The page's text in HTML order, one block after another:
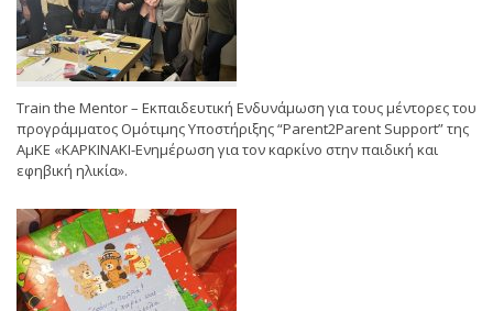
Train the Mentor – Εκπαιδευτική Ενδυνάμωση για τους μέντορες του
προγράμματος Ομότιμης Υποστήριξης “Parent2Parent Support” της
ΑμΚΕ «ΚΑΡΚΙΝΑΚΙ-Ενημέρωση για τον καρκίνο στην παιδική και
εφηβική ηλικία».